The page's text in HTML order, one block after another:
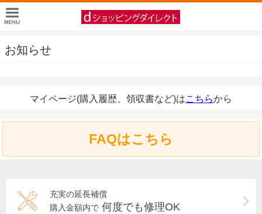
お知らせ
マイページ(購入履歴、領収書など)はこちらから
FAQはこちら
充実の延長補償
購入金額内で 何度でも修理OK